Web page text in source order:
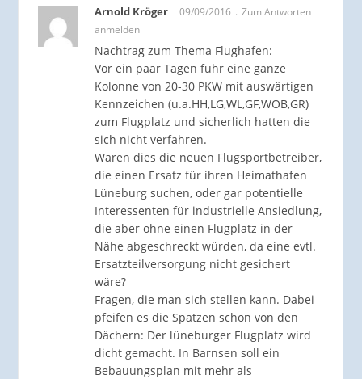
Arnold Kröger 09/09/2016
Zum Antworten
anmelden
Nachtrag zum Thema Flughafen:
Vor ein paar Tagen fuhr eine ganze
Kolonne von 20-30 PKW mit auswärtigen
Kennzeichen (u.a.HH,LG,WL,GF,WOB,GR)
zum Flugplatz und sicherlich hatten die
sich nicht verfahren.
Waren dies die neuen Flugsportbetreiber,
die einen Ersatz für ihren Heimathafen
Lüneburg suchen, oder gar potentielle
Interessenten für industrielle Ansiedlung,
die aber ohne einen Flugplatz in der
Nähe abgeschreckt würden, da eine evtl.
Ersatzteilversorgung nicht gesichert
wäre?
Fragen, die man sich stellen kann. Dabei
pfeifen es die Spatzen schon von den
Dächern: Der lüneburger Flugplatz wird
dicht gemacht. In Barnsen soll ein
Bebauungsplan mit mehr als